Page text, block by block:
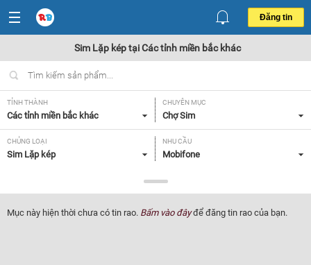
Đăng tin
Sim Lặp kép tại Các tỉnh miền bắc khác
TỈNH THÀNH
Các tỉnh miền bắc khác
CHUYÊN MỤC
Chợ Sim
CHỦNG LOẠI
Sim Lặp kép
NHU CẦU
Mobifone
Tất cả
Mục này hiện thời chưa có tin rao. Bấm vào đâyđể đăng tin rao của bạn.